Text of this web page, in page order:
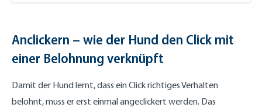
Anclickern – wie der Hund den Click mit
einer Belohnung verknüpft
Damit der Hund lernt, dass ein Click richtiges Verhalten
belohnt, muss er erst einmal angeclickert werden. Das